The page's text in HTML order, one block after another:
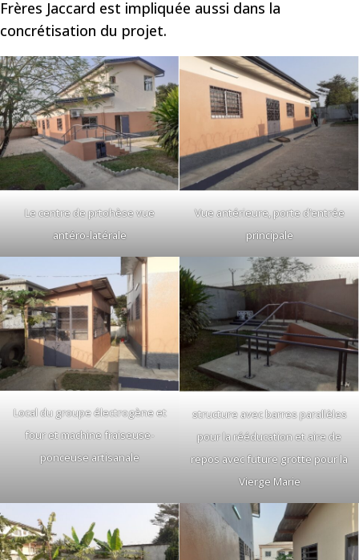
Frères Jaccard est impliquée aussi dans la
concrétisation du projet.
Le centre de prtohèse vue
antéro-latérale
Vue antérieure, porte d’entrée
principale
Local du groupe électrogène et
four et machine fraiseuse-
ponceuse artisanale
structure avec barres parallèles
pour la rééducation et aire de
repos avec future grotte pour la
Vierge Marie